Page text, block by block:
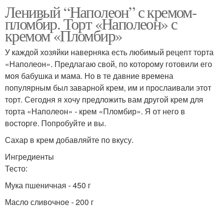
Ленивый “Наполеон” с кремом-
пломбир. Торт «Наполеон» с
кремом «Пломбир»
У каждой хозяйки наверняка есть любимый рецепт торта
«Наполеон». Предлагаю свой, по которому готовили его
моя бабушка и мама. Но в те давние времена
популярным был заварной крем, им и прослаивали этот
торт. Сегодня я хочу предложить вам другой крем для
торта «Наполеон» - крем «Пломбир». Я от него в
восторге. Попробуйте и вы.
Сахар в крем добавляйте по вкусу.
Ингредиенты
Тесто:
Мука пшеничная - 450 г
Масло сливочное - 200 г